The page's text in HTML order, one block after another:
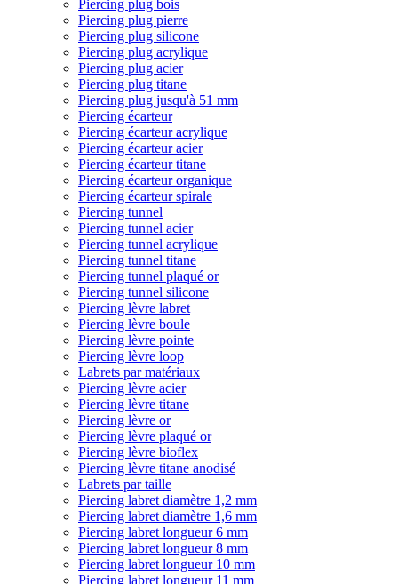
Piercing plug bois
Piercing plug pierre
Piercing plug silicone
Piercing plug acrylique
Piercing plug acier
Piercing plug titane
Piercing plug jusqu'à 51 mm
Piercing écarteur
Piercing écarteur acrylique
Piercing écarteur acier
Piercing écarteur titane
Piercing écarteur organique
Piercing écarteur spirale
Piercing tunnel
Piercing tunnel acier
Piercing tunnel acrylique
Piercing tunnel titane
Piercing tunnel plaqué or
Piercing tunnel silicone
Piercing lèvre labret
Piercing lèvre boule
Piercing lèvre pointe
Piercing lèvre loop
Labrets par matériaux
Piercing lèvre acier
Piercing lèvre titane
Piercing lèvre or
Piercing lèvre plaqué or
Piercing lèvre bioflex
Piercing lèvre titane anodisé
Labrets par taille
Piercing labret diamètre 1,2 mm
Piercing labret diamètre 1,6 mm
Piercing labret longueur 6 mm
Piercing labret longueur 8 mm
Piercing labret longueur 10 mm
Piercing labret longueur 11 mm